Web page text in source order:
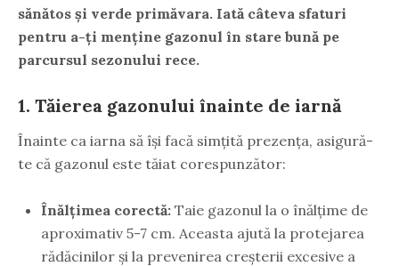
sănătos și verde primăvara. Iată câteva sfaturi
pentru a-ți menține gazonul în stare bună pe
parcursul sezonului rece.
1. Tăierea gazonului înainte de iarnă
Înainte ca iarna să își facă simțită prezența, asigură-
te că gazonul este tăiat corespunzător:
Înălțimea corectă: Taie gazonul la o înălțime de
aproximativ 5-7 cm. Aceasta ajută la protejarea
rădăcinilor și la prevenirea creșterii excesive a